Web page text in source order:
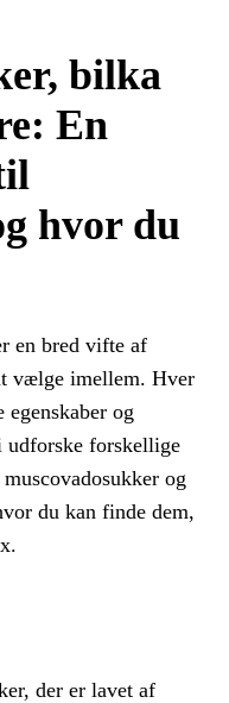
bilka
En
hvor du
en bred vifte af
vælge imellem. Hver
og
udforske forskellige
og
du kan finde dem,
der er lavet af